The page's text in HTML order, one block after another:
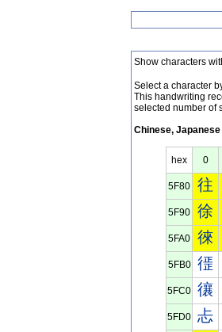
Show characters
Select a character
This handwriting
selected number of
Chinese,
hex 0
5F80 往
5F90 徐
5FA0 徠
5FB0 徰
5FC0 忀
5FD0 忐